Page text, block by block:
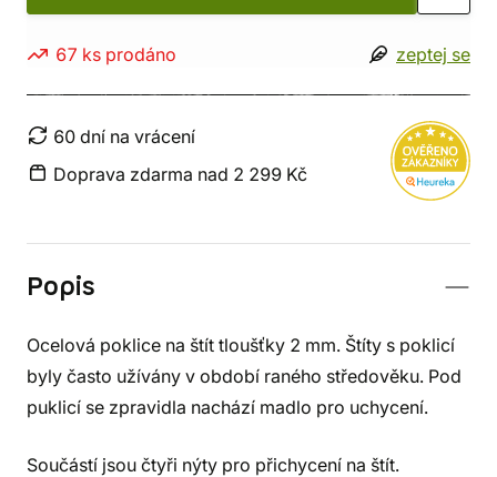
67 ks prodáno zeptej se
60 dní na vrácení
Doprava zdarma nad 2 299 Kč
Popis
Ocelová poklice na štít tloušťky 2 mm. Štíty s poklicí
byly často užívány v období raného středověku. Pod
puklicí se zpravidla nachází madlo pro uchycení.
Součástí jsou čtyři nýty pro přichycení na štít.